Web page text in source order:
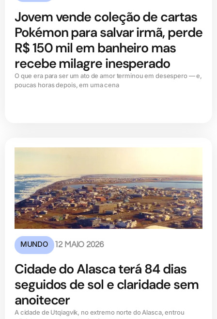
Jovem vende coleção de cartas
Pokémon para salvar irmã, perde
R$ 150 mil em banheiro mas
recebe milagre inesperado
O que era para ser um ato de amor terminou em desespero — e,
poucas horas depois, em uma cena
MUNDO 12 MAIO 2026
Cidade do Alasca terá 84 dias
seguidos de sol e claridade sem
anoitecer
A cidade de Utqiagvik, no extremo norte do Alasca, entrou